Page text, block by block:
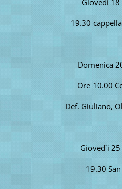
19.30
Domenica
Ore 10.00
Def. Giuliano,
Gioved`i
19.30